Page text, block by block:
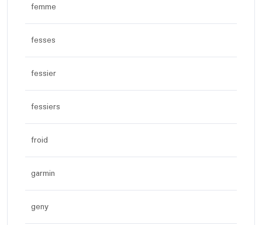
femme
fesses
fessier
fessiers
froid
garmin
geny